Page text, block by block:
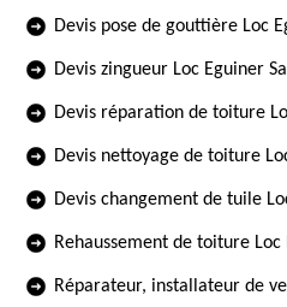
Devis pose de gouttière Loc
Devis zingueur Loc Eguiner
Devis réparation de toiture
Devis nettoyage de toiture
Devis changement de tuile
Rehaussement de toiture
Réparateur, installateur de